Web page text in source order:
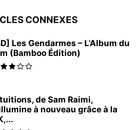
CONNEXES
Les Gendarmes – L’Album du
(Bamboo Édition)
de Sam Raimi,
à nouveau grâce à la